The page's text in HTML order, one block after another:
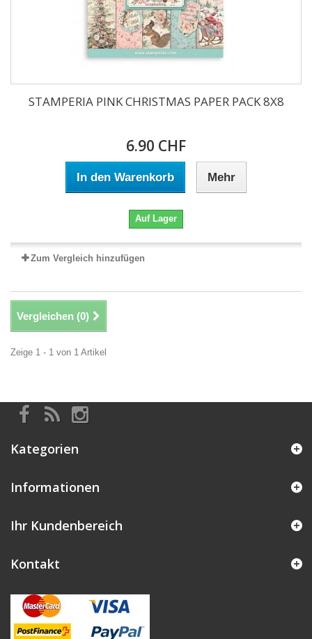
STAMPERIA PINK CHRISTMAS PAPER PACK 8X8
6.90 CHF
In den Warenkorb Mehr
Auf Lager
Zum Vergleich hinzufügen
Vergleichen (0)
Zeige 1 - 1 von 1 Artikel
Kategorien
Informationen
Ihr Kundenbereich
Kontakt